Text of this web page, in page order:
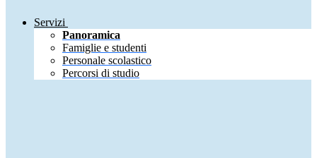
Servizi
Panoramica
Famiglie e studenti
Personale scolastico
Percorsi di studio